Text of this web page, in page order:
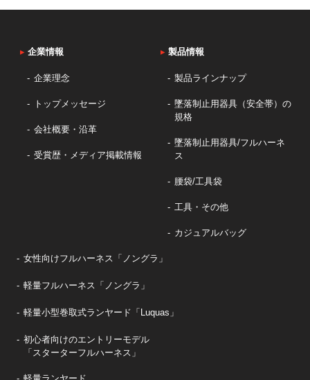
▸ 企業情報
企業理念
トップメッセージ
会社概要・沿革
受賞歴・メディア掲載情報
▸ 製品情報
製品ラインナップ
墜落制止用器具（安全帯）の
規格
墜落制止用器具/フルハーネ
ス
腰袋/工具袋
工具・その他
カジュアルバッグ
女性向けフルハーネス「ノングラ」
軽量フルハーネス「ノングラ」
軽量小型巻取式ランヤード「Luquas」
初心者向けのエントリーモデル
「スターターフルハーネス」